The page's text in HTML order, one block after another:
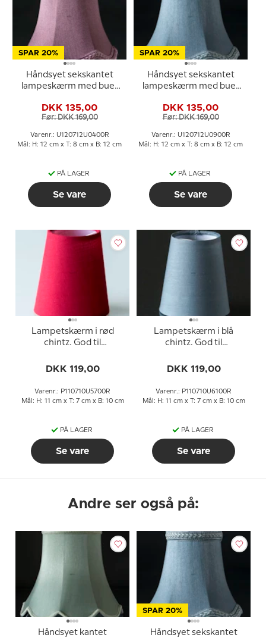
SPAR 20%
Håndsyet sekskantet
lampeskærm med buer
rosa silke stof
DKK 135,00
Før: DKK 169,00
Varenr.: U120712U0400R
Mål: H: 12 cm x T: 8 cm x B: 12 cm
PÅ LAGER
Se vare
SPAR 20%
Håndsyet sekskantet
lampeskærm med buer
silke stof
DKK 135,00
Før: DKK 169,00
Varenr.: U120712U0900R
Mål: H: 12 cm x T: 8 cm x B: 12 cm
PÅ LAGER
Se vare
Lampetskærm i rød
chintz. God til
mv,
DKK 119,00
Varenr.: P110710U5700R
Mål: H: 11 cm x T: 7 cm x B: 10 cm
PÅ LAGER
Se vare
Lampetskærm i blå
chintz. God til
mv,
DKK 119,00
Varenr.: P110710U6100R
Mål: H: 11 cm x T: 7 cm x B: 10 cm
PÅ LAGER
Se vare
Andre ser også på:
Håndsyet kantet
SPAR 20%
Håndsyet sekskantet